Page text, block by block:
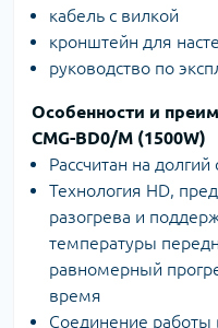
кабель с вилкой
кронштейн для
руководство по
Особенности и
CMG-BD0/M (1500W)
Рассчитан на долгий
Технология HD,
разогрева и
температуры
равномерный
время
Соединение работы